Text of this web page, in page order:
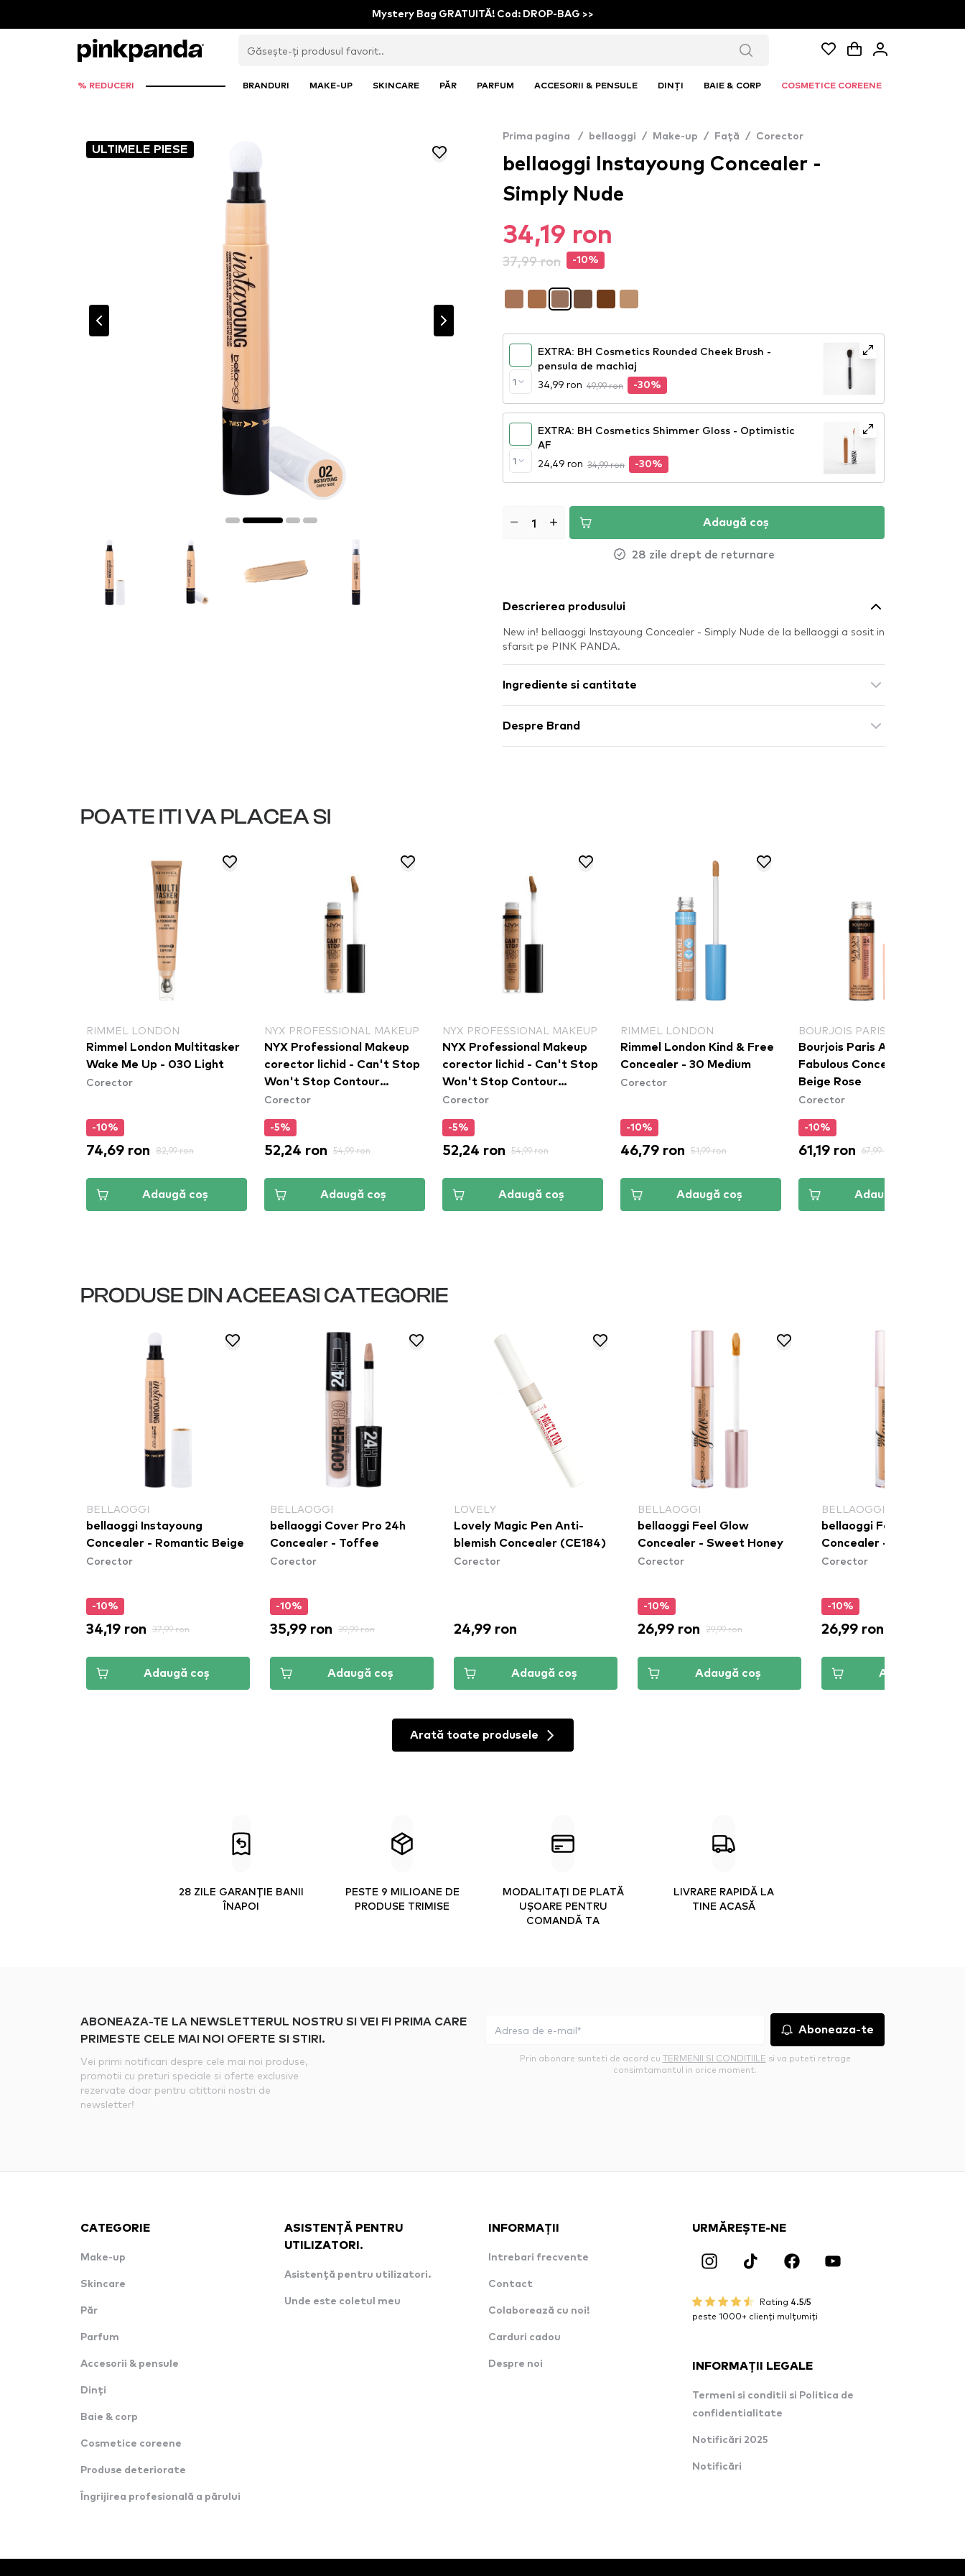
Mystery Bag GRATUITĂ! Cod: DROP-BAG >>
% REDUCERI BRANDURI MAKE-UP SKINCARE PĂR PARFUM ACCESORII & PENSULE DINȚI BAIE & CORP COSMETICE COREENE
ULTIMELE PIESE
Prima pagina / bellaoggi / Make-up / Față / Corector
bellaoggi Instayoung Concealer -
Simply Nude
34,19 ron
37,99 ron -10%
1
EXTRA: BH Cosmetics Rounded Cheek Brush -
pensula de machiaj
34,99 ron 49,99 ron -30%
1
EXTRA: BH Cosmetics Shimmer Gloss - Optimistic
AF
24,49 ron 34,99 ron -30%
Adaugă coș
28 zile drept de returnare
Descrierea produsului
New in! bellaoggi Instayoung Concealer - Simply Nude de la bellaoggi a sosit in
sfarsit pe PINK PANDA.
Ingrediente si cantitate
Despre Brand
POATE ITI VA PLACEA SI
RIMMEL LONDON
Rimmel London Multitasker
Wake Me Up - 030 Light
Corector
-10%
74,69 ron 82,99 ron
Adaugă coș
NYX PROFESSIONAL MAKEUP
NYX Professional Makeup
corector lichid - Can't Stop
Won't Stop Contour
Concealer - Beige
Corector
-5%
52,24 ron 54,99 ron
Adaugă coș
NYX PROFESSIONAL MAKEUP
NYX Professional Makeup
corector lichid - Can't Stop
Won't Stop Contour
Concealer - Neutral Tan
Corector
-5%
52,24 ron 54,99 ron
Adaugă coș
RIMMEL LONDON
Rimmel London Kind & Free
Concealer - 30 Medium
Corector
-10%
46,79 ron 51,99 ron
Adaugă coș
BOURJOIS PARIS
Bourjois Paris Always
Fabulous Concealer - 300
Beige Rose
Corector
-10%
61,19 ron 67,99 ron
Adaugă coș
PRODUSE DIN ACEEASI CATEGORIE
BELLAOGGI
bellaoggi Instayoung
Concealer - Romantic Beige
Corector
-10%
34,19 ron 37,99 ron
Adaugă coș
BELLAOGGI
bellaoggi Cover Pro 24h
Concealer - Toffee
Corector
-10%
35,99 ron 39,99 ron
Adaugă coș
LOVELY
Lovely Magic Pen Anti-
blemish Concealer (CE184)
Corector
24,99 ron
Adaugă coș
BELLAOGGI
bellaoggi Feel Glow
Concealer - Sweet Honey
Corector
-10%
26,99 ron 29,99 ron
Adaugă coș
BELLAOGGI
bellaoggi Feel Glow
Concealer - Glowing
Corector
-10%
26,99 ron
Adaugă coș
Arată toate produsele
28 ZILE GARANȚIE BANII
ÎNAPOI
PESTE 9 MILIOANE DE
PRODUSE TRIMISE
MODALITAȚI DE PLATĂ
UȘOARE PENTRU
COMANDĂ TA
LIVRARE RAPIDĂ LA
TINE ACASĂ
ABONEAZA-TE LA NEWSLETTERUL NOSTRU SI VEI FI PRIMA CARE
PRIMESTE CELE MAI NOI OFERTE SI STIRI.
Vei primi notificari despre cele mai noi produse,
promotii cu preturi speciale si oferte exclusive
rezervate doar pentru citittorii nostri de
newsletter!
Aboneaza-te
Prin abonare sunteti de acord cu TERMENII SI CONDITIILE si va puteti retrage
consimtamantul in orice moment.
CATEGORIE
Make-up
Skincare
Păr
Parfum
Accesorii & pensule
Dinți
Baie & corp
Cosmetice coreene
Produse deteriorate
Îngrijirea profesională a părului
ASISTENȚĂ PENTRU
UTILIZATORI.
Asistență pentru utilizatori.
Unde este coletul meu
INFORMAȚII
Intrebari frecvente
Contact
Colaborează cu noi!
Carduri cadou
Despre noi
URMĂREȘTE-NE
Rating 4.5/5
peste 1000+ clienți mulțumiți
INFORMAȚII LEGALE
Termeni si conditii si Politica de
confidentialitate
Notificări 2025
Notificări